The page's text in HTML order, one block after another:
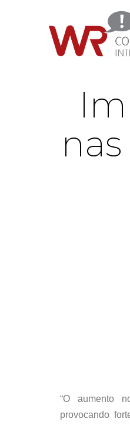
“O aumento
provocando